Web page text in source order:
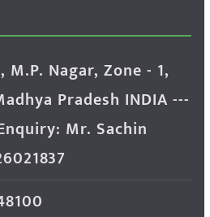
M.P. Nagar, Zone - 1,
Pradesh INDIA ---
Mr. Sachin